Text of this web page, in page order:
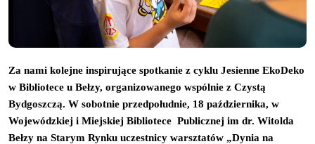
Za nami kolejne inspirujące spotkanie z cyklu Jesienne EkoDeko
w Bibliotece u Bełzy, organizowanego wspólnie z Czystą
Bydgoszczą. W sobotnie przedpołudnie, 18 października, w
Wojewódzkiej i Miejskiej Bibliotece  Publicznej im dr. Witolda
Bełzy na Starym Rynku uczestnicy warsztatów „Dynia na